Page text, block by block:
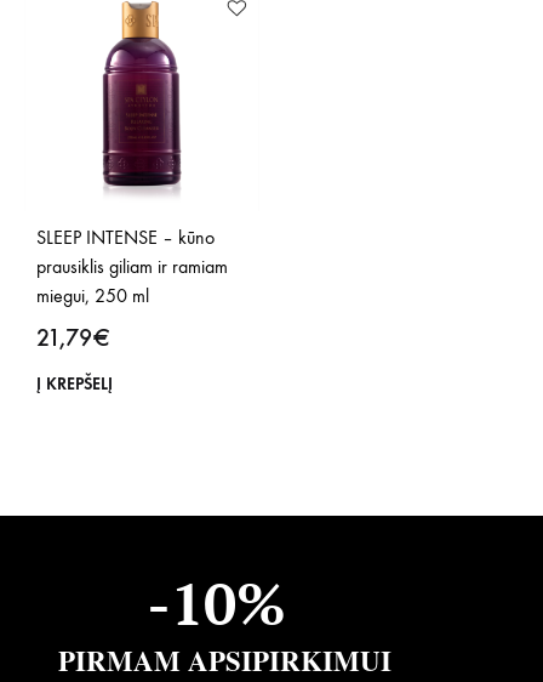
SLEEP INTENSE – kūno
prausiklis giliam ir ramiam
miegui, 250 ml
21,79€
Į KREPŠELĮ
-10%
PIRMAM APSIPIRKIMUI